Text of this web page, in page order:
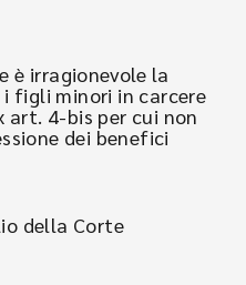
è irragionevole la
figli minori in carcere
art. 4-bis per cui non
dei benefici
della Corte